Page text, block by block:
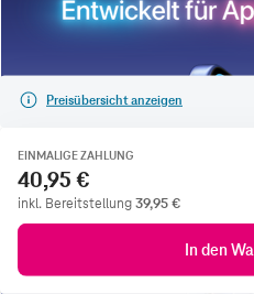
Preisübersicht anzeigen
EINMALIGE ZAHLUNG
40,95 €
inkl. Bereitstellung39,95€
In den